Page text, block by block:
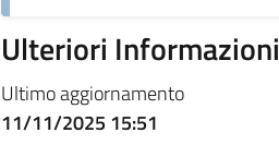
Ulteriori Informazioni
Ultimo aggiornamento
11/11/2025 15:51